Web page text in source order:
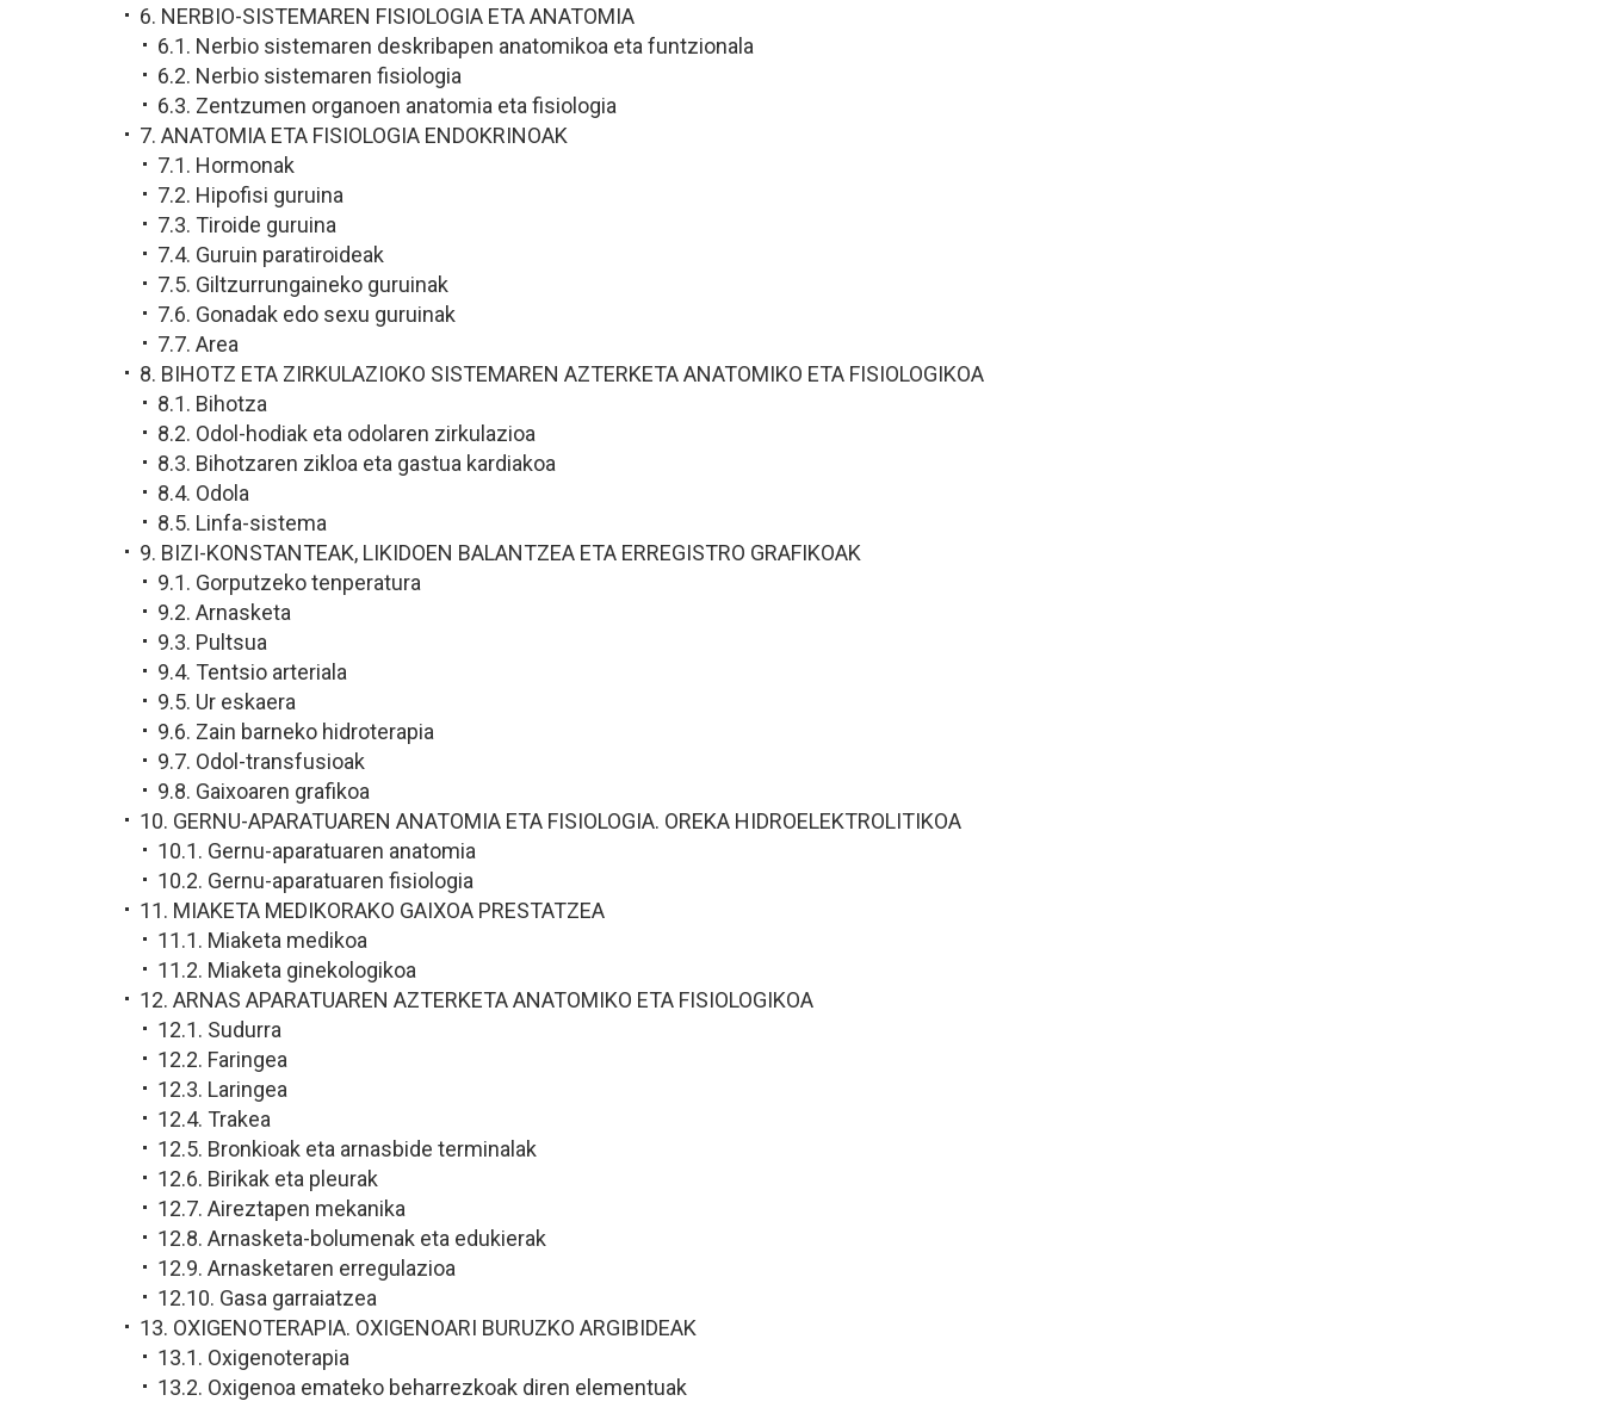
6. NERBIO-SISTEMAREN FISIOLOGIA ETA ANATOMIA
6.1. Nerbio sistemaren deskribapen anatomikoa eta funtzionala
6.2. Nerbio sistemaren fisiologia
6.3. Zentzumen organoen anatomia eta fisiologia
7. ANATOMIA ETA FISIOLOGIA ENDOKRINOAK
7.1. Hormonak
7.2. Hipofisi guruina
7.3. Tiroide guruina
7.4. Guruin paratiroideak
7.5. Giltzurrungaineko guruinak
7.6. Gonadak edo sexu guruinak
7.7. Area
8. BIHOTZ ETA ZIRKULAZIOKO SISTEMAREN AZTERKETA ANATOMIKO ETA FISIOLOGIKOA
8.1. Bihotza
8.2. Odol-hodiak eta odolaren zirkulazioa
8.3. Bihotzaren zikloa eta gastua kardiakoa
8.4. Odola
8.5. Linfa-sistema
9. BIZI-KONSTANTEAK, LIKIDOEN BALANTZEA ETA ERREGISTRO GRAFIKOAK
9.1. Gorputzeko tenperatura
9.2. Arnasketa
9.3. Pultsua
9.4. Tentsio arteriala
9.5. Ur eskaera
9.6. Zain barneko hidroterapia
9.7. Odol-transfusioak
9.8. Gaixoaren grafikoa
10. GERNU-APARATUAREN ANATOMIA ETA FISIOLOGIA. OREKA HIDROELEKTROLITIKOA
10.1. Gernu-aparatuaren anatomia
10.2. Gernu-aparatuaren fisiologia
11. MIAKETA MEDIKORAKO GAIXOA PRESTATZEA
11.1. Miaketa medikoa
11.2. Miaketa ginekologikoa
12. ARNAS APARATUAREN AZTERKETA ANATOMIKO ETA FISIOLOGIKOA
12.1. Sudurra
12.2. Faringea
12.3. Laringea
12.4. Trakea
12.5. Bronkioak eta arnasbide terminalak
12.6. Birikak eta pleurak
12.7. Aireztapen mekanika
12.8. Arnasketa-bolumenak eta edukierak
12.9. Arnasketaren erregulazioa
12.10. Gasa garraiatzea
13. OXIGENOTERAPIA. OXIGENOARI BURUZKO ARGIBIDEAK
13.1. Oxigenoterapia
13.2. Oxigenoa emateko beharrezkoak diren elementuak